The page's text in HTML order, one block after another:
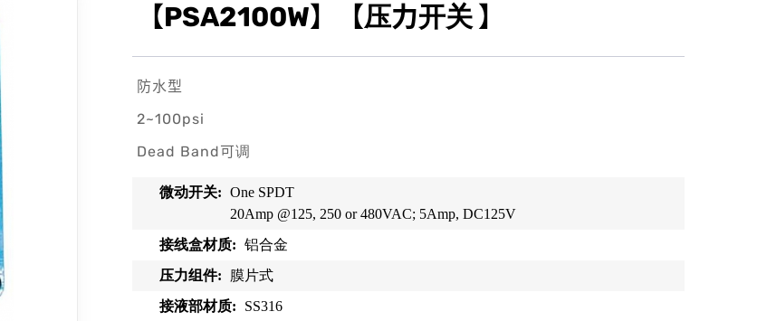
【PSA2100W】【压力开关 】
防水型
2~100psi
Dead Band可调
微动开关:
One SPDT
20Amp @125, 250 or 480VAC; 5Amp, DC125V
接线盒材质:
铝合金
压力组件:
膜片式
接液部材质:
SS316